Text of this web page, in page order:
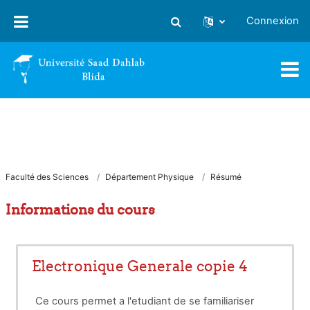
Activer/désactiver la saisie
Connexion
Faculté des Sciences Département Physique Résumé
Informations du cours
Electronique Generale copie 4
Ce cours permet a l'etudiant de se familiariser